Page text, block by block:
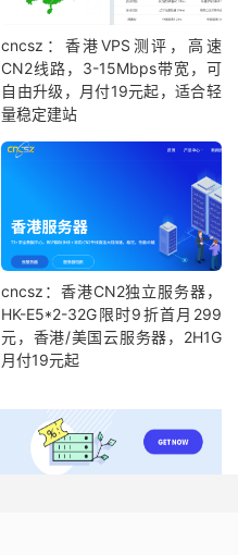
cncsz：香港VPS测评，高速
CN2线路，3-15Mbps带宽，可
自由升级，月付19元起，适合轻
量稳定建站
cncsz：香港CN2独立服务器，
HK-E5*2-32G限时9折首月299
元，香港/美国云服务器，2H1G
月付19元起